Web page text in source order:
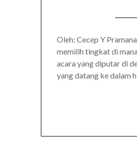
Oleh: Cecep Y
memilih tingkat di
acara yang diputar di
yang datang ke dalam